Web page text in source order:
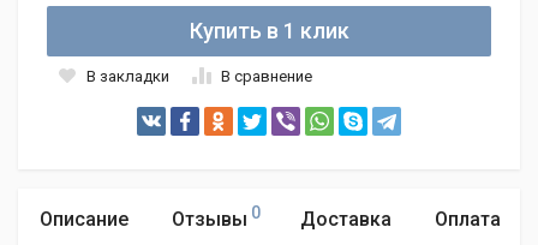
Купить в 1 клик
В закладки В сравнение
Описание Отзывы 0 Доставка Оплата